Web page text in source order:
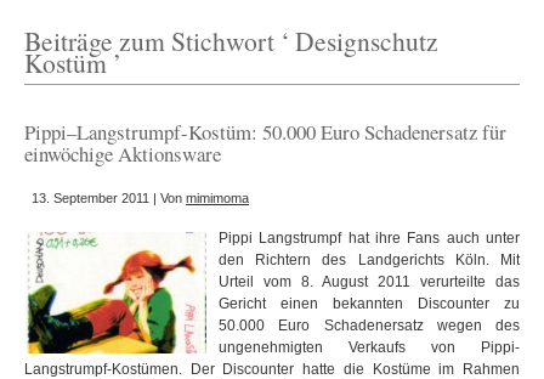
Beiträge zum Stichwort ‘ Designschutz
Kostüm ’
Pippi–Langstrumpf-Kostüm: 50.000 Euro Schadenersatz für
einwöchige Aktionsware
13. September 2011 | Von mimimoma
Pippi Langstrumpf hat ihre Fans auch unter
den Richtern des Landgerichts Köln. Mit
Urteil vom 8. August 2011 verurteilte das
Gericht einen bekannten Discounter zu
50.000 Euro Schadenersatz wegen des
ungenehmigten Verkaufs von Pippi-
Langstrumpf-Kostümen. Der Discounter hatte die Kostüme im Rahmen